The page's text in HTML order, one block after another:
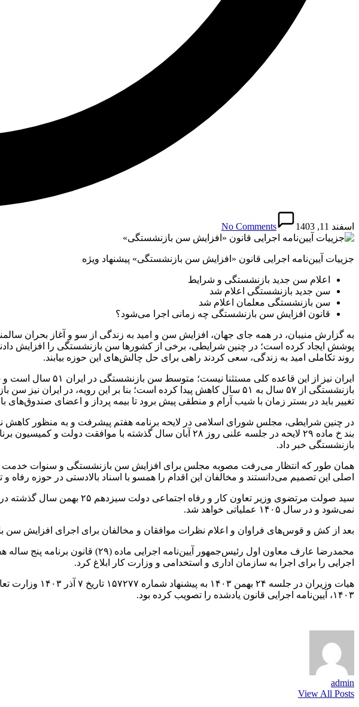
اسفند 11, 1403 No Comments
جزییات آیین‌نامه اجرایی قانون «افزایش سن بازنشستگی» پیشنهاد ویژه
اعلام سن جدید بازنشستگی و شرایط
سن جدید بازنشستگی اعلام شد
سن بازنشستگی معلمان اعلام شد
قانون افزایش سن بازنشستگی چه زمانی اجرا می‌شود؟
به گزارش منیبان، در همه جای جهان، افزایش سن و امید به زندگی از سو و آغاز بحران
روند تکاملی امید به زندگی، سعی کردند راهی برای حل چالش‌های این حوزه بیابند.
بازنشستگی از ۵۷ سال به ۵۱ سال کاهش پیدا کرده است؛ بنا بر این
تغییر باید در بستر زمان با شیب آرام و منطقی پیش برود تا بیمه پرداز و اعضای
در چنین شرایطی، مجلس شورای اسلامی در لایحه برنامه هفتم پیشرفت و به منظور کاهش
بازنشستگی خبر داد.
همان طور که انتظار می‌رفت مصوبه مجلس برای افزایش سن بازنشستگی و سنوات خدمت
اصلی این تصمیم می‌دانستند و مخالفان این اقدام را همسو با اسناد بالادستی در حوزه رفاه و
نمی‌شود و در سال ۱۴۰۵ عملیاتی خواهد شد.
بعد از کش و قوس‌های فراوان و اعلام نظرات موافقان و مخالفان برای اجرای افزایش سن
محمدرضا عارف معاون اول
اجرایی را برای اجرا به سازمان اداری و استخدامی و وزارت کار ابلاغ کرد.
۱۴۰۳، آیین‌نامه اجرایی قانون یادشده را تصویب کرده بود.
admin
View All Posts